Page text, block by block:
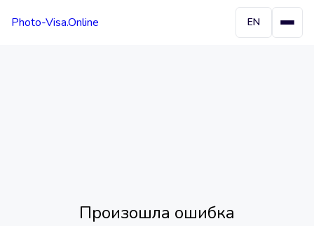
Photo-Visa.Online EN
Произошла ошибка